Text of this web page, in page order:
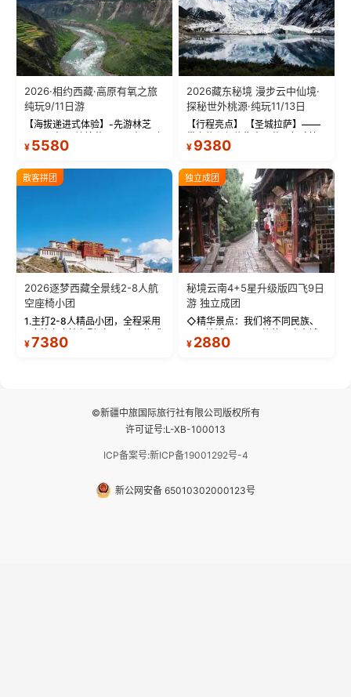
2026·相约西藏·高原有氧之旅
纯玩9/11日游
【海拔递进式体验】-先游林芝
(2900米)再访拉萨(3650米)，亲
测 99%游客零高反 。 【贴心保
反根本不是事儿 ！ 【无人机航
拍】-雪山/圣湖/...
¥ 5580
2026藏东秘境 漫步云中仙境·
探秘世外桃源·纯玩11/13日
【行程亮点】 【圣城拉萨】——
带上信心与信仰去西藏，行吟拉
萨，感受这座城与生俱来的与众
城堡寺院于一体的宏伟建筑，是
西藏最完整的古代...
¥ 9380
散客拼团
2026逐梦西藏全景线2-8人航
空座椅小团
1.主打2-8人精品小团，全程采用
9座航空座椅车型（360度环抱式
座舱），提供VIP级别的舒适出行
¥7380
独立成团
秘境云南4+5星升级版四飞9日
游 独立成团
◇精华景点：我们将不同民族、
不同地域、不同风格的三座古城
—【大理古城、丽江古城、香格
¥ 2880
©新疆中旅国际旅行社有限公司版权所有
许可证号:L-XB-100013
ICP备案号:新ICP备19001292号-4
新公网安备 65010302000123号